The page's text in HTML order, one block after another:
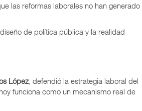
las reformas laborales no han generado
de política pública y la realidad
López, defendió la estrategia laboral del
funciona como un mecanismo real de